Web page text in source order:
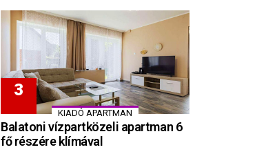
KIADÓ APARTMAN
Balatoni vízpartközeli apartman 6
fő részére klímával